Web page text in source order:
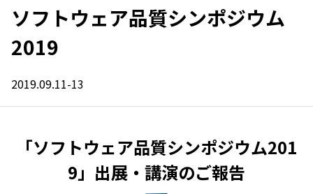
ソフトウェア品質シンポジウム
2019
2019.09.11-13
「ソフトウェア品質シンポジウム201
9」出展・講演のご報告